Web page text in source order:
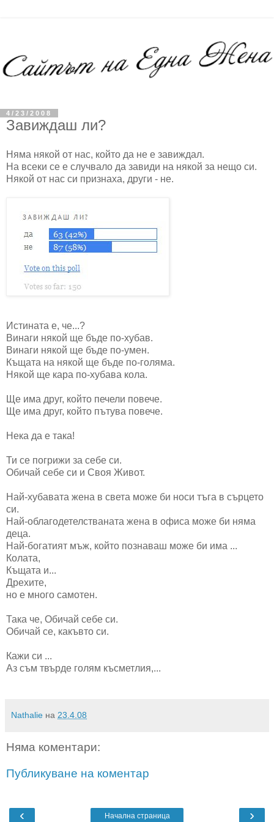
4/23/2008
Завиждаш ли?
Няма някой от нас, който да не е завиждал.
На всеки се е случвало да завиди на някой за нещо си.
Някой от нас си признаха, други - не.
Истината е, че...?
Винаги някой ще бъде по-хубав.
Винаги някой ще бъде по-умен.
Къщата на някой ще бъде по-голяма.
Някой ще кара по-хубава кола.
Ще има друг, който печели повече.
Ще има друг, който пътува повече.
Нека да е така!
Ти се погрижи за себе си.
Обичай себе си и Своя Живот.
Най-хубавата жена в света може би носи тъга в сърцето
си.
Най-облагодетелстваната жена в офиса може би няма
деца.
Най-богатият мъж, който познаваш може би има ...
Колата,
Къщата и...
Дрехите,
но е много самотен.
Така че, Обичай себе си.
Обичай се, какъвто си.
Кажи си ...
Аз съм твърде голям късметлия,...
Nathalie на 23.4.08
Няма коментари:
Публикуване на коментар
‹ ›
Начална страница